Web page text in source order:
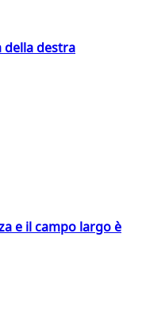
della destra
e il campo largo è